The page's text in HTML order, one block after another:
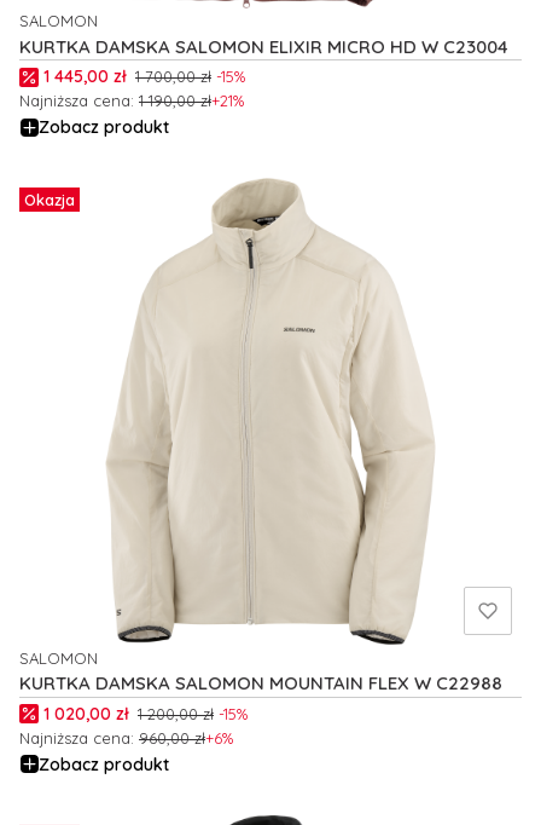
KURTKA DAMSKA SALOMON ELIXIR MICRO HD W C23004
PRODUCENT
SALOMON
Cena promocyjna
1 445,00 zł 1 700,00 zł -15%
Najniższa cena: 1 190,00 zł+21%
Zobacz produkt
Okazja
KURTKA DAMSKA SALOMON MOUNTAIN FLEX W C22988
PRODUCENT
SALOMON
Cena promocyjna
1 020,00 zł 1 200,00 zł -15%
Najniższa cena: 960,00 zł+6%
Zobacz produkt